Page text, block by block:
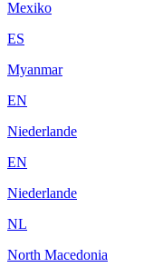
Mexiko
ES
Myanmar
EN
Niederlande
EN
Niederlande
NL
North Macedonia